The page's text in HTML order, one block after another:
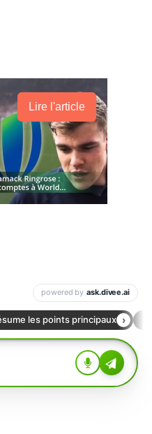
Lire l'article